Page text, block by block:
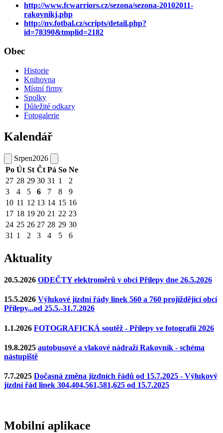
http://www.fcwarriors.cz/sezona/sezona-20102011-
rakovnikj.php
http://nv.fotbal.cz/scripts/detail.php?
id=78390&tmplid=2182
Obec
Historie
Knihovna
Místní firmy
Spolky
Důležité odkazy
Fotogalerie
Kalendář
Srpen2026
Po Út St Čt Pá So Ne
27 28 29 30 31 1
2
3
4 5 6 7 8
9
10 11 12 13 14 15 16
17 18 19 20 21 22 23
24 25 26 27 28 29 30
31 1 2 3 4 5 6
Aktuality
20.5.2026 ODEČTY elektroměrů v obci Přílepy dne 26.5.2026
15.5.2026 Výlukové jízdní řády linek 560 a 760 projíždějící obcí
Přílepy...od 25.5.-31.7.2026
1.1.2026 FOTOGRAFICKÁ soutěž - Přílepy ve fotografii 2026
19.8.2025 autobusové a vlakové nádraží Rakovník - schéma
nástupiště
7.7.2025 Dočasná změna jízdních řádů od 15.7.2025 - Výlukový
jízdní řád linek 304,404,561,581,625 od 15.7.2025
Mobilní aplikace